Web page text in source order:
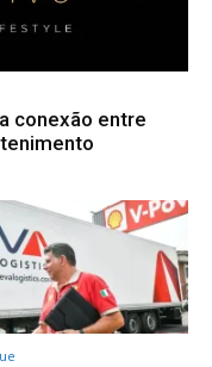
conexão entre